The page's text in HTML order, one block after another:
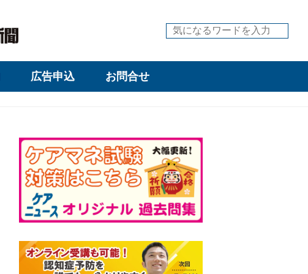
広告申込 お問合せ